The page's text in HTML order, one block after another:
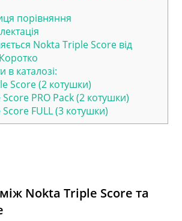
порівняння
Nokta Triple Score від
в каталозі:
Score (2 котушки)
PRO Pack (2 котушки)
FULL (3 котушки)
між Nokta Triple Score та